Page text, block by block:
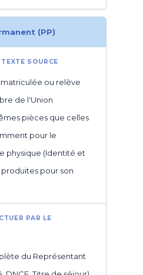
(PP)
ou relève
de l'Union
pièces que celles
pour le
physique (Identité et
pour son
du Représentant